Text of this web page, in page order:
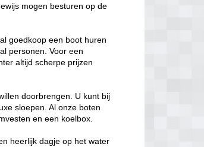
mogen besturen op de
goedkoop een boot huren
personen. Voor een
altijd scherpe prijzen
doorbrengen. U kunt bij
sloepen. Al onze boten
en een koelbox.
heerlijk dagje op het water